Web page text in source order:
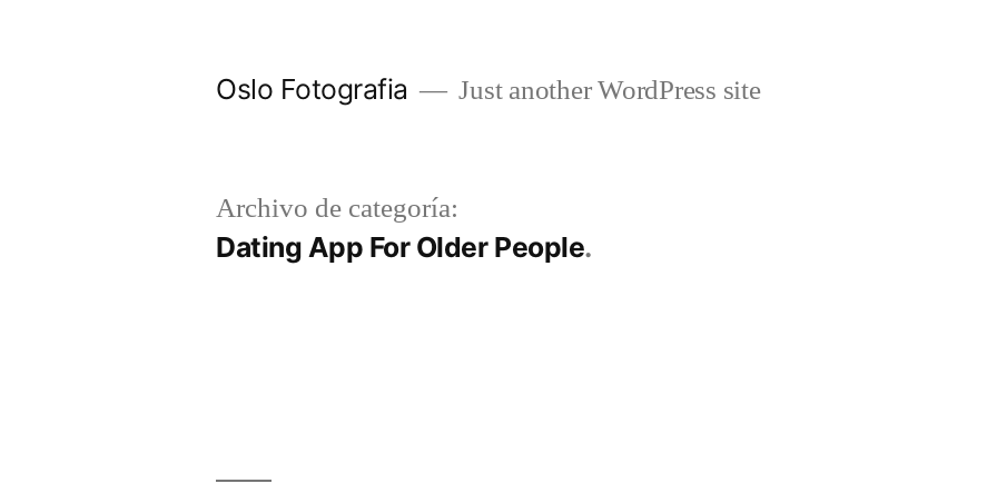
Oslo Fotografia Just another WordPress site
Archivo de categoría:
Dating App For Older People